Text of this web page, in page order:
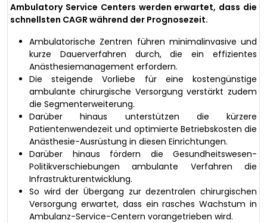
Ambulatory Service Centers werden erwartet, dass die
schnellsten CAGR während der Prognosezeit.
Ambulatorische Zentren führen minimalinvasive und
kurze Dauerverfahren durch, die ein effizientes
Anästhesiemanagement erfordern.
Die steigende Vorliebe für eine kostengünstige
ambulante chirurgische Versorgung verstärkt zudem
die Segmenterweiterung.
Darüber hinaus unterstützen die kürzere
Patientenwendezeit und optimierte Betriebskosten die
Anästhesie-Ausrüstung in diesen Einrichtungen.
Darüber hinaus fördern die Gesundheitswesen-
Politikverschiebungen ambulante Verfahren die
Infrastrukturentwicklung.
So wird der Übergang zur dezentralen chirurgischen
Versorgung erwartet, dass ein rasches Wachstum in
Ambulanz-Service-Centern vorangetrieben wird.